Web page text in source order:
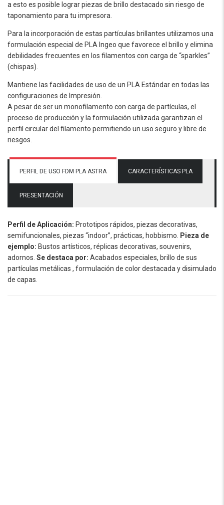
a esto es posible lograr piezas de brillo destacado sin riesgo de
taponamiento para tu impresora.
Para la incorporación de estas partículas brillantes utilizamos una
formulación especial de PLA Ingeo que favorece el brillo y elimina
debilidades frecuentes en los filamentos con carga de “sparkles”
(chispas).
Mantiene las facilidades de uso de un PLA Estándar en todas las
configuraciones de Impresión.
A pesar de ser un monofilamento con carga de partículas, el
proceso de producción y la formulación utilizada garantizan el
perfil circular del filamento permitiendo un uso seguro y libre de
riesgos.
PERFIL DE USO FDM PLA ASTRA CARACTERÍSTICAS PLA
PRESENTACIÓN
Perfil de Aplicación: Prototipos rápidos, piezas decorativas,
semifuncionales, piezas “indoor”, prácticas, hobbismo.
Pieza de
ejemplo: Bustos artísticos, réplicas decorativas, souvenirs,
adornos. Se destaca por: Acabados especiales, brillo de sus
partículas metálicas , formulación de color destacada y disimulado
de capas.